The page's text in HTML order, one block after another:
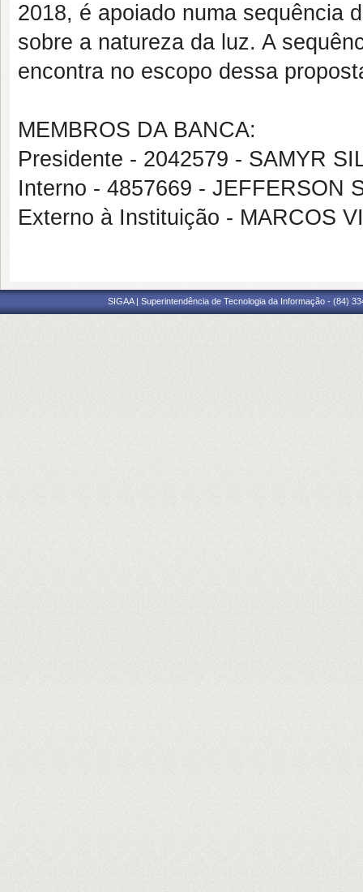
2018, é apoiado numa sequência
sobre a natureza da luz. A
encontra no escopo dessa
MEMBROS DA BANCA:
Presidente - 2042579 - SAMYR
Interno - 4857669 - JEFFERSON
Externo à Instituição - MARCOS
SIGAA | Superintendência de Tecnologia da Informação - (84)